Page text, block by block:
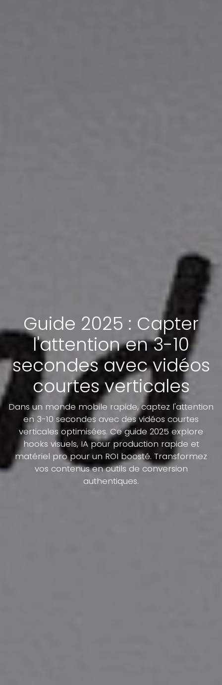
Guide 2025 : Capter
l'attention en 3-10
secondes avec vidéos
courtes verticales
Dans un monde mobile rapide, captez l'attention
en 3-10 secondes avec des vidéos courtes
verticales optimisées. Ce guide 2025 explore
hooks visuels, IA pour production rapide et
matériel pro pour un ROI boosté. Transformez
vos contenus en outils de conversion
authentiques.